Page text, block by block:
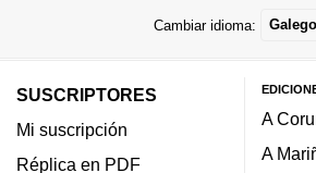
Cambiar idioma: Galego
SUSCRIPTORES
Mi suscripción
Réplica en PDF
A
A